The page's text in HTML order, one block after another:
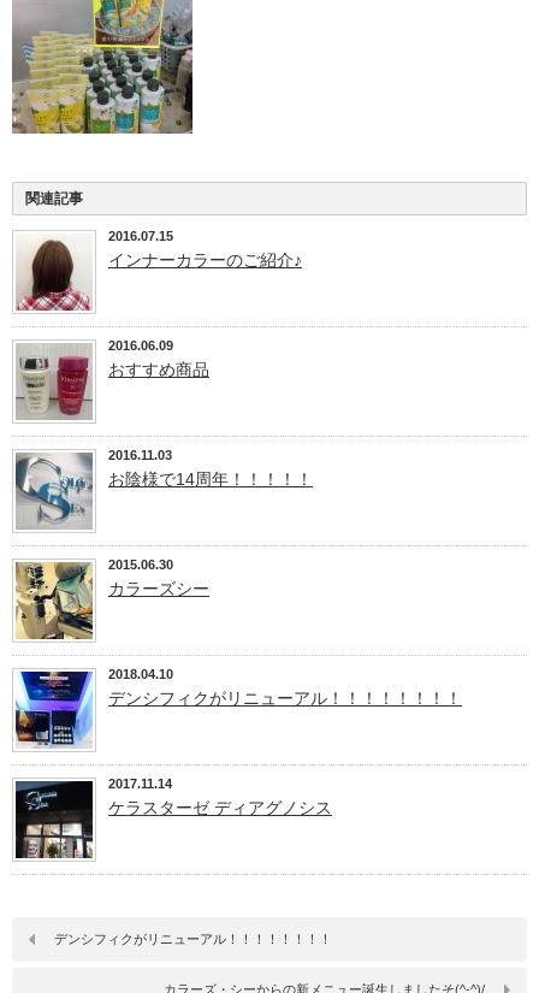
関連記事
2016.07.15
インナーカラーのご紹介♪
2016.06.09
おすすめ商品
2016.11.03
お陰様で14周年！！！！！
2015.06.30
カラーズシー
2018.04.10
デンシフィクがリニューアル！！！！！！！！
2017.11.14
ケラスターゼ ディアグノシス
デンシフィクがリニューアル！！！！！！！！
カラーズ・シーからの新メニュー誕生しましたそ(^-^)/